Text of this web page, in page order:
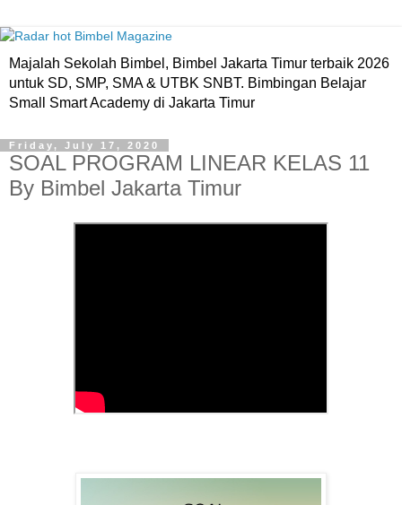
Majalah Sekolah Bimbel, Bimbel Jakarta Timur terbaik 2026
untuk SD, SMP, SMA & UTBK SNBT. Bimbingan Belajar
Small Smart Academy di Jakarta Timur
Friday, July 17, 2020
SOAL PROGRAM LINEAR KELAS 11
By Bimbel Jakarta Timur